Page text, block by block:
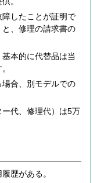
したことが証明で
、修理の請求書の
本的に代替品は当
合、別モデルでの
代、修理代）は5万
歴がある。